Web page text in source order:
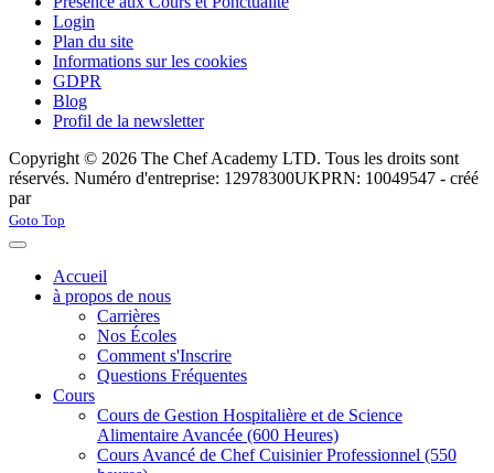
Login
Plan du site
Informations sur les cookies
GDPR
Blog
Profil de la newsletter
Copyright © 2026 The Chef Academy LTD. Tous les droits sont
réservés. Numéro d'entreprise: 12978300UKPRN: 10049547 - créé
par
Joomla! 3 Templates
Goto Top
Accueil
à propos de nous
Carrières
Nos Écoles
Comment s'Inscrire
Questions Fréquentes
Cours
Cours de Gestion Hospitalière et de Science
Alimentaire Avancée (600 Heures)
Cours Avancé de Chef Cuisinier Professionnel (550